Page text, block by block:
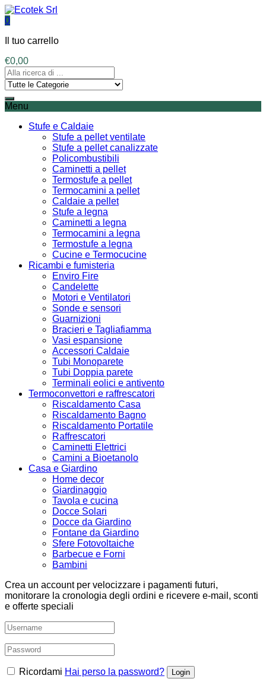
0
Il tuo carrello
€0,00
Menu
Stufe e Caldaie
Stufe a pellet ventilate
Stufe a pellet canalizzate
Policombustibili
Caminetti a pellet
Termostufe a pellet
Termocamini a pellet
Caldaie a pellet
Stufe a legna
Caminetti a legna
Termocamini a legna
Termostufe a legna
Cucine e Termocucine
Ricambi e fumisteria
Enviro Fire
Candelette
Motori e Ventilatori
Sonde e sensori
Guarnizioni
Bracieri e Tagliafiamma
Vasi espansione
Accessori Caldaie
Tubi Monoparete
Tubi Doppia parete
Terminali eolici e antivento
Termoconvettori e raffrescatori
Riscaldamento Casa
Riscaldamento Bagno
Riscaldamento Portatile
Raffrescatori
Caminetti Elettrici
Camini a Bioetanolo
Casa e Giardino
Home decor
Giardinaggio
Tavola e cucina
Docce Solari
Docce da Giardino
Fontane da Giardino
Sfere Fotovoltaiche
Barbecue e Forni
Bambini
Crea un account per velocizzare i pagamenti futuri,
monitorare la cronologia degli ordini e ricevere e-mail, sconti
e offerte speciali
Ricordami Hai perso la password?